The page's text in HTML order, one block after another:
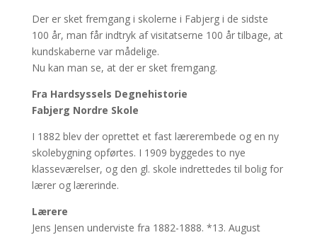
Der er sket fremgang i skolerne i Fabjerg i de sidste
100 år, man får indtryk af visitatserne 100 år tilbage, at
kundskaberne var mådelige.
Nu kan man se, at der er sket fremgang.
Fra Hardsyssels Degnehistorie
Fabjerg Nordre Skole
I 1882 blev der oprettet et fast lærerembede og en ny
skolebygning opførtes. I 1909 byggedes to nye
klasseværelser, og den gl. skole indrettedes til bolig for
lærer og lærerinde.
Lærere
Jens Jensen underviste fra 1882-1888. *13. August